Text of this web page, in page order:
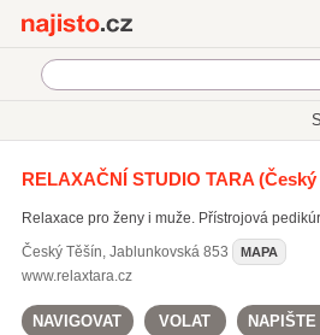
zdravé hubnutí
zdravá výživa(1404)
individuální poradenství v oblasti hubnutí
RELAXAČNÍ STUDIO TARA(Český
Relaxace pro ženy i muže. Přístrojová
Český Těšín, Jablunkovská 853 MAPA
www.relaxtara.cz
NAVIGOVAT VOLAT NAPIŠTE